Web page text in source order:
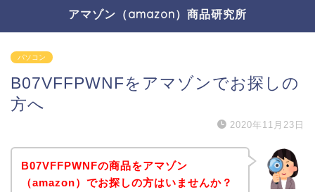
アマゾン（amazon）商品研究所
パソコン
B07VFFPWNFをアマゾンでお探しの
方へ
2020年11月23日
B07VFFPWNFの商品をアマゾン
（amazon）でお探しの方はいませんか？